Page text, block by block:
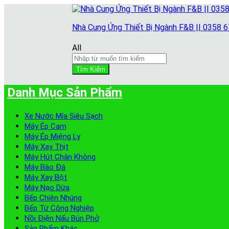
Nhà Cung Ứng Thiết Bị Ngành F&B || 0358
All
Tìm Kiếm
Danh Mục Sản Phẩm
Xe Nước Mía Siêu Sạch
Máy Ép Cam
Máy Ép Miệng Ly
Máy Xay Thịt
Máy Hút Chân Không
Máy Bào Đá
Máy Xay Bột
Máy Nạo Dừa
Bếp Chiên Nhúng
Bếp Từ Công Nghiệp
Nồi Điện Nấu Bún Phở